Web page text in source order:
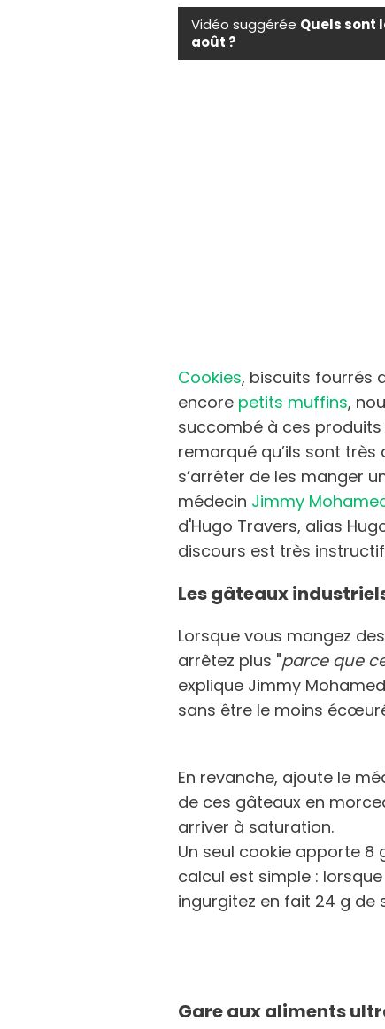
Vidéo suggérée Quels sont
août ?
Cookies, biscuits fourrés
encore petits muffins,
succombé à ces
remarqué qu’ils sont
s’arrêter de les manger
médecin Jimmy
d'Hugo Travers, alias
discours est très
Les gâteaux
Lorsque vous mangez
arrêtez plus "parce que
explique Jimmy
sans être le moins
En revanche, ajoute le
de ces gâteaux en
arriver à saturation.
Un seul cookie apporte 8
calcul est simple :
ingurgitez en fait 24 g de
Gare aux aliments